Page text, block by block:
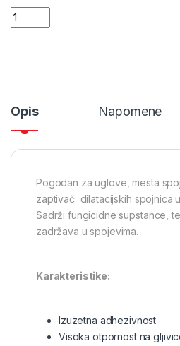
Henkel Ceresit CS 25 Sanitarni
Opis Napomene
Pogodan za uglove, mesta
zaptivač dilatacijskih spojnica
Sadrži fungicidne supstance,
zadržava u spojevima.
Karakteristike:
Izuzetna adhezivnost
Visoka otpornost na